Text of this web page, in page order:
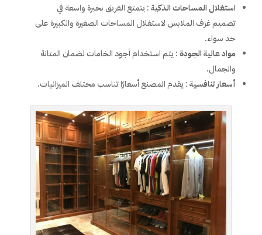
استغلال المساحات الذكية: يتمتع الفريق بخبرة واسعة في
تصميم غرف الملابس لاستغلال المساحات الصغيرة والكبيرة على
حد سواء.
مواد عالية الجودة: يتم استخدام أجود الخامات لضمان المتانة
والجمال.
أسعار تنافسية: يقدم المصنع أسعارًا تناسب مختلف الميزانيات.